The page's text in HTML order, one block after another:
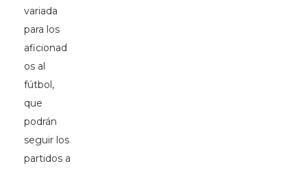
variada
para los
aficionad
os al
fútbol,
que
podrán
seguir los
partidos a